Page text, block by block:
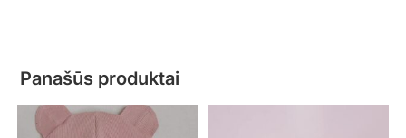
Panašūs produktai